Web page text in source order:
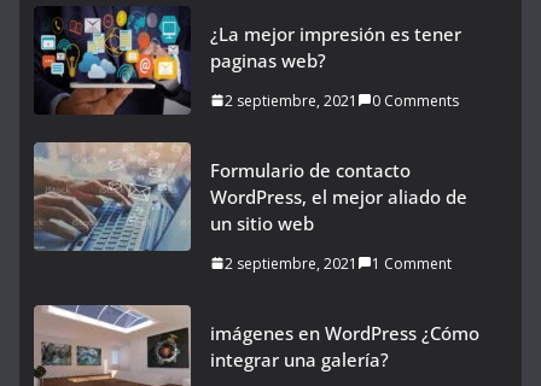
¿La mejor impresión es tener
paginas web?
2 septiembre, 2021 0 Comments
Formulario de contacto
WordPress, el mejor aliado de
un sitio web
2 septiembre, 2021 1 Comment
imágenes en WordPress ¿Cómo
integrar una galería?